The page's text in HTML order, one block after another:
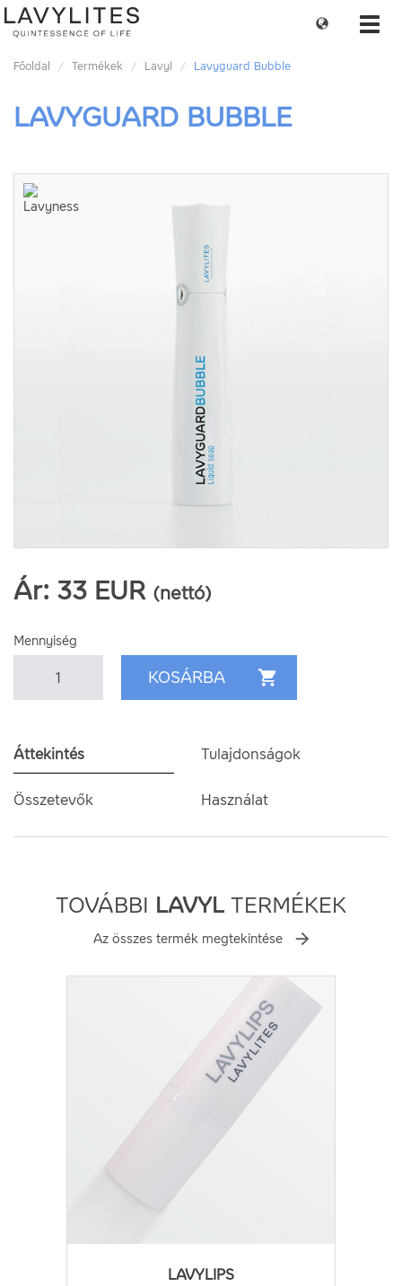
Change
Főoldal Termékek Lavyl Lavyguard Bubble
LAVYGUARD BUBBLE
Ár: 33 EUR (nettó)
Mennyiség
Áttekintés Tulajdonságok
Összetevők Használat
TOVÁBBI LAVYL TERMÉKEK
Az összes termék megtekintése
LAVYLIPS